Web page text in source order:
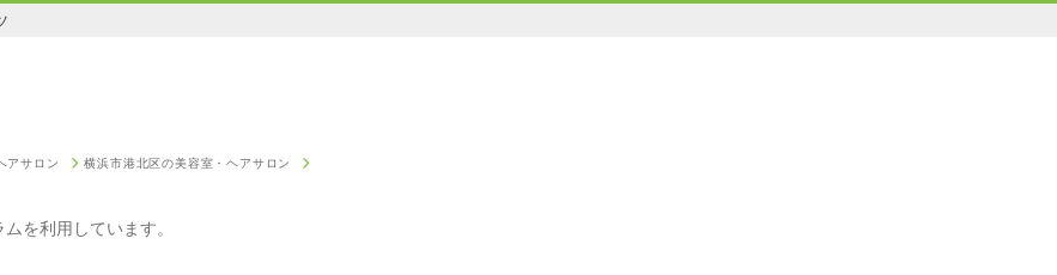
アサロン
横浜市港北区の美容室・ヘアサロン
を利用しています。